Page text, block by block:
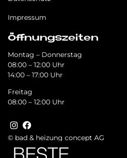
© bad & heizung concept AG
Impressum
Öffnungszeiten
Montag – Donnerstag
08:00 – 12:00 Uhr
14:00 – 17:00 Uhr
Freitag
08:00 – 12:00 Uhr